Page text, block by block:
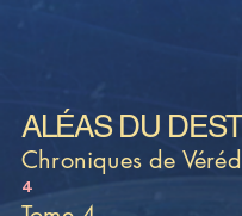
ALÉAS DU
Chroniques de
4